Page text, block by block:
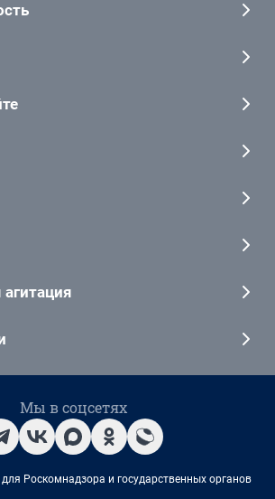
Мы в соцсетях
Роскомнадзора и государственных органов